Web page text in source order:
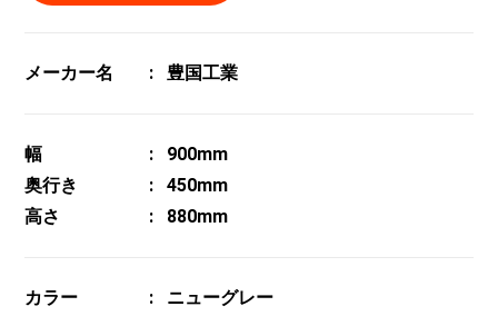
メーカー名 豊国工業
幅
900mm
奥行き
450mm
高さ
880mm
カラー ニューグレー